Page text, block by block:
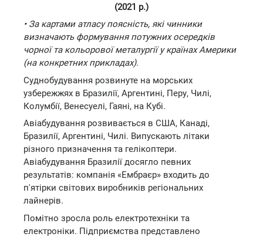
(2021 р.)
• За картами атласу поясність, які чинники
визначають формування потужних осередків
чорної та кольорової металургії у країнах Америки
(на конкретних прикладах).
Суднобудування розвинуте на морських
узбережжях в Бразилії, Аргентині, Перу, Чилі,
Колумбії, Венесуелі, Гаяні, на Кубі.
Авіабудування розвивається в США, Канаді,
Бразилії, Аргентині, Чилі. Випускають літаки
різного призначення та гелікоптери.
Авіабудування Бразилії досягло певних
результатів: компанія «Ембраєр» входить до
п'ятірки світових виробників регіональних
лайнерів.
Помітно зросла роль електротехніки та
електроніки. Підприємства представлено